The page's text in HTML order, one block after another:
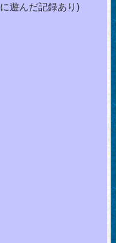
に遊んだ記録あり)